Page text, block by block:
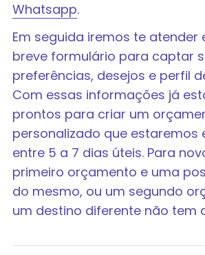
Whatsapp.
Em seguida iremos te atender
breve formulário para captar
preferências, desejos e perfil
Com essas informações já
prontos para criar um
personalizado que estaremos
entre 5 a 7 dias úteis. Para
primeiro orçamento e uma
do mesmo, ou um segundo
um destino diferente não tem